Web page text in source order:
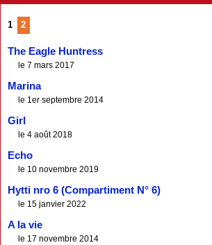
1 2
The Eagle Huntress
le 7 mars 2017
Marina
le 1er septembre 2014
Girl
le 4 août 2018
Echo
le 10 novembre 2019
Hytti nro 6 (Compartiment N° 6)
le 15 janvier 2022
A la vie
le 17 novembre 2014